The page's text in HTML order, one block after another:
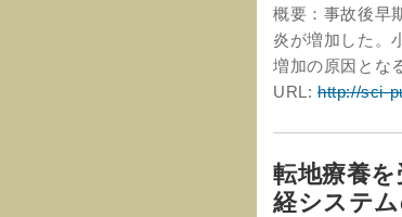
概要：事故後早
炎が増加した。
増加の原因とな
URL: http://sci-
転地療養
経システ